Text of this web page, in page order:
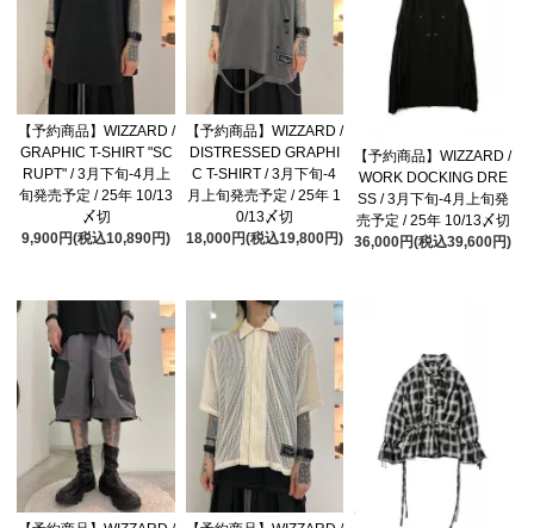
【予約商品】WIZZARD /
GRAPHIC T-SHIRT "SC
RUPT" / 3月下旬-4月上
旬発売予定 / 25年 10/13
〆切
9,900円(税込10,890円)
【予約商品】WIZZARD /
DISTRESSED GRAPHI
C T-SHIRT / 3月下旬-4
月上旬発売予定 / 25年 1
0/13〆切
18,000円(税込19,800円)
【予約商品】WIZZARD /
WORK DOCKING DRE
SS / 3月下旬-4月上旬発
売予定 / 25年 10/13〆切
36,000円(税込39,600円)